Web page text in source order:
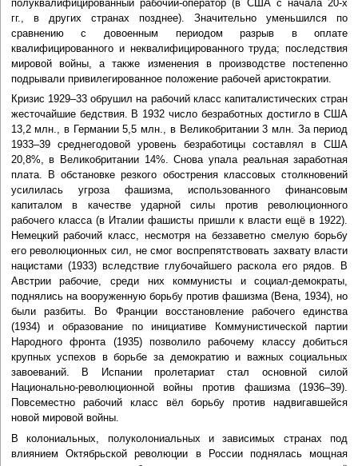
полуквалифицированный рабочий-оператор (в США с начала 20-х
гг., в других странах позднее). Значительно уменьшился по
сравнению с довоенным периодом разрыв в оплате
квалифицированного и неквалифицированного труда; последствия
мировой войны, а также изменения в производстве постепенно
подрывали привилегированное положение рабочей аристократии.
Кризис 1929–33 обрушил на рабочий класс капиталистических стран
жесточайшие бедствия. В 1932 число безработных достигло в США
13,2 млн., в Германии 5,5 млн., в Великобритании 3 млн. За период
1933–39 среднегодовой уровень безработицы составлял в США
20,8%, в Великобритании 14%. Снова упала реальная заработная
плата. В обстановке резкого обострения классовых столкновений
усилилась угроза фашизма, использованного финансовым
капиталом в качестве ударной силы против революционного
рабочего класса (в Италии фашисты пришли к власти ещё в 1922).
Немецкий рабочий класс, несмотря на беззаветно смелую борьбу
его революционных сил, не смог воспрепятствовать захвату власти
нацистами (1933) вследствие глубочайшего раскола его рядов. В
Австрии рабочие, среди них коммунисты и социал-демократы,
поднялись на вооруженную борьбу против фашизма (Вена, 1934), но
были разбиты. Во Франции восстановление рабочего единства
(1934) и образование по инициативе Коммунистической партии
Народного фронта (1935) позволило рабочему классу добиться
крупных успехов в борьбе за демократию и важных социальных
завоеваний. В Испании пролетариат стал основной силой
Национально-революционной войны против фашизма (1936–39).
Повсеместно рабочий класс вёл борьбу против надвигавшейся
новой мировой войны.
В колониальных, полуколониальных и зависимых странах под
влиянием Октябрьской революции в России поднялась мощная